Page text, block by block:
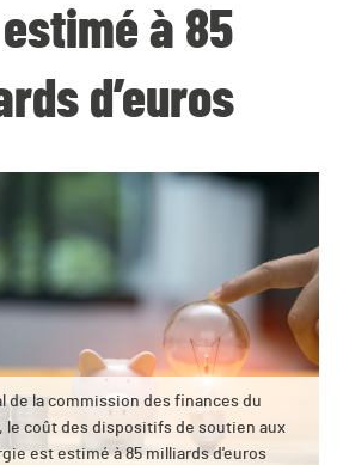
à 85
d’euros
de la commission des finances du
le coût des dispositifs de soutien aux
est estimé à 85 milliards d'euros